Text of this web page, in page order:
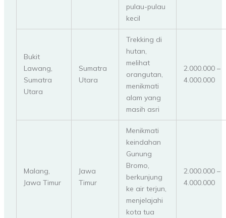
pulau-pulau
kecil
Bukit
Lawang,
Sumatra
Utara
Sumatra
Utara
Trekking di
hutan,
melihat
orangutan,
menikmati
alam yang
masih asri
2.000.000 –
4.000.000
Malang,
Jawa Timur
Jawa
Timur
Menikmati
keindahan
Gunung
Bromo,
berkunjung
ke air terjun,
menjelajahi
kota tua
2.000.000 –
4.000.000